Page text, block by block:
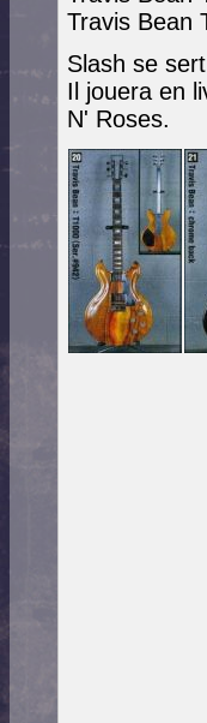
Travis Bean
Slash se
Il jouera en
N' Roses.